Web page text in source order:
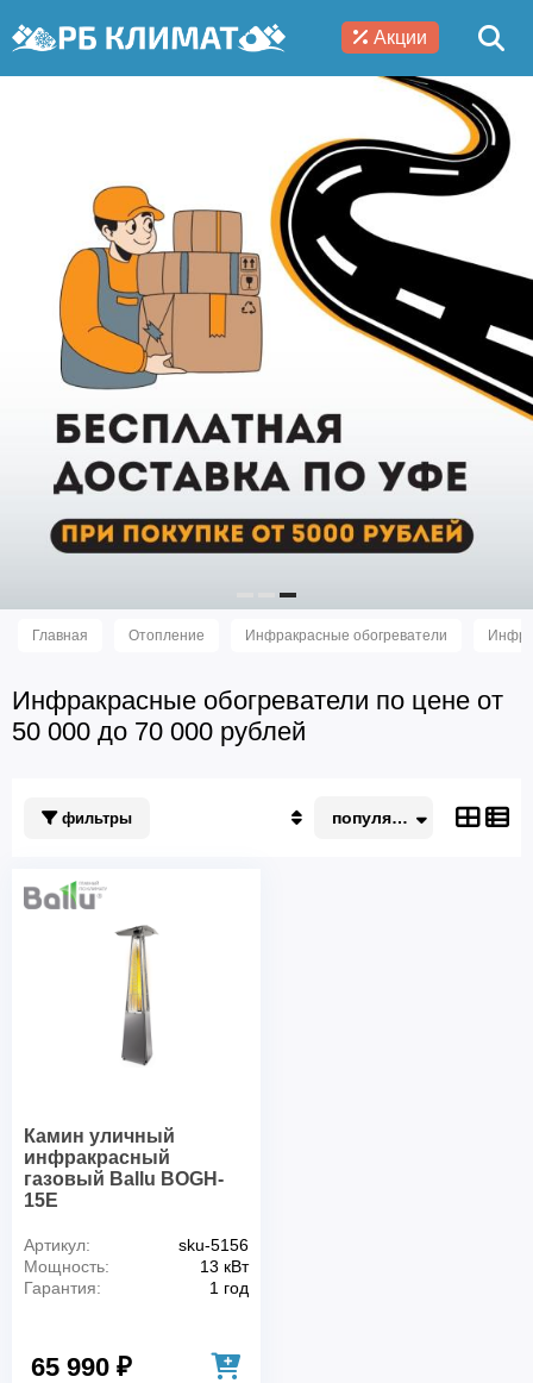
Акции
Главная Отопление Инфракрасные обогреватели
Инфракрасные обогреватели по цене от
50 000 до 70 000 рублей
фильтры популярные
Камин уличный
инфракрасный
газовый Ballu BOGH-
15E
Артикул:
sku-5156
Мощность:
13 кВт
Гарантия:
1 год
65 990 ₽